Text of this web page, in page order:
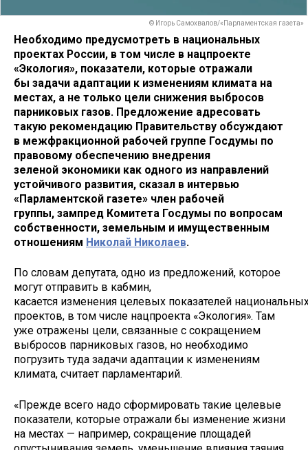
© Игорь Самохвалов/«Парламентская газета»
Необходимо предусмотреть в национальных
проектах России, в том числе в нацпроекте
«Экология», показатели, которые отражали
бы задачи адаптации к изменениям климата на
местах, а не только цели снижения выбросов
парниковых газов. Предложение адресовать
такую рекомендацию Правительству обсуждают
в межфракционной рабочей группе Госдумы по
правовому обеспечению внедрения
зеленой экономики как одного из направлений
устойчивого развития, сказал в интервью
«Парламентской газете» член рабочей
группы, зампред Комитета Госдумы по вопросам
собственности, земельным и имущественным
отношениям Николай Николаев.
По словам депутата, одно из предложений, которое
могут отправить в кабмин,
касается изменения целевых показателей
проектов, в том числе нацпроекта «Экология». Там
уже отражены цели, связанные с сокращением
выбросов парниковых газов, но необходимо
погрузить туда задачи адаптации к изменениям
климата, считает парламентарий.
«Прежде всего надо сформировать такие целевые
показатели, которые отражали бы изменение жизни
на местах — например, сокращение площадей